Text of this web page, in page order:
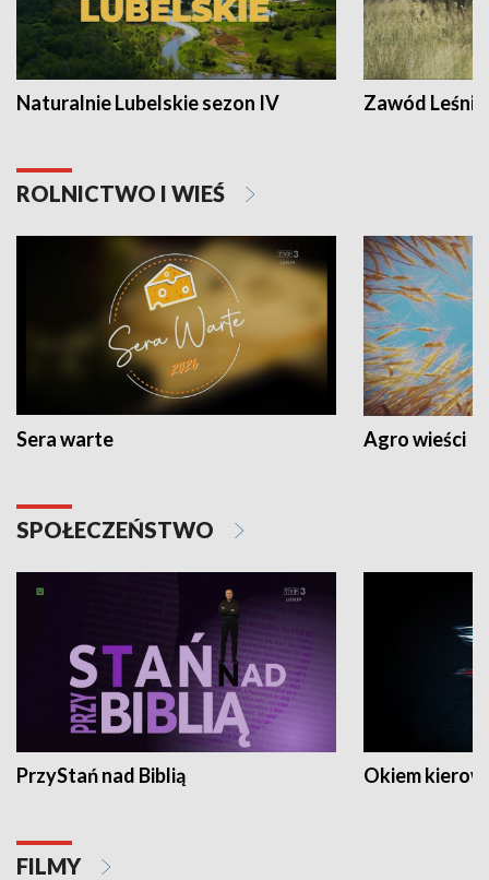
Naturalnie Lubelskie sezon IV Zawód Leśnik
ROLNICTWO I WIEŚ
Sera warte Agro wieści
SPOŁECZEŃSTWO
PrzyStań nad Biblią Okiem
FILMY